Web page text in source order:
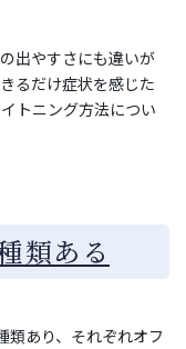
出やすさにも違いが
るだけ症状を感じた
トニング方法につい
類ある
類あり、それぞれオフ